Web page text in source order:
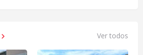
Ver todos